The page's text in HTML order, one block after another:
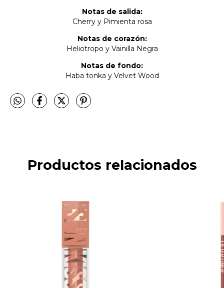
Notas de salida:
Cherry y Pimienta rosa
Notas de corazón:
Heliotropo y Vainilla Negra
Notas de fondo:
Haba tonka y Velvet Wood
Productos relacionados